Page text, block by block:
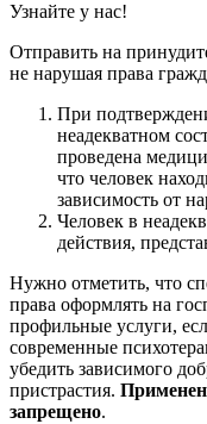
Узнайте у нас!
Отправить на
не нарушая права
При
неадекватном
проведена
что человек
зависимость от
Человек в
действия,
Нужно отметить, что
права оформлять на
профильные услуги,
современные
убедить зависимого
пристрастия.
запрещено.